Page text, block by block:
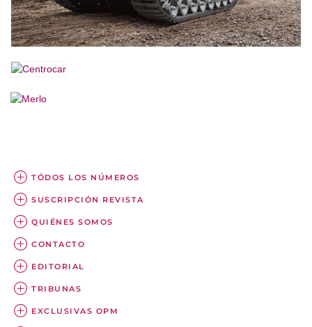
TÓDOS LOS NÚMEROS
SUSCRIPCIÓN REVISTA
QUIÉNES SOMOS
CONTACTO
EDITORIAL
TRIBUNAS
EXCLUSIVAS OPM